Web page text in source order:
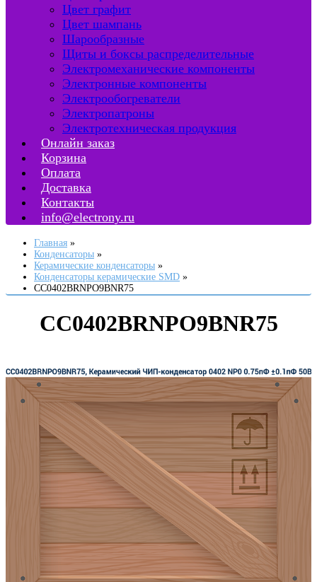
Цвет графит
Цвет шампань
Шарообразные
Щиты и боксы распределительные
Электромеханические компоненты
Электронные компоненты
Электрообогреватели
Электропатроны
Электротехническая продукция
Онлайн заказ
Корзина
Оплата
Доставка
Контакты
info@electrony.ru
Главная
Конденсаторы
Керамические конденсаторы
Конденсаторы керамические SMD
CC0402BRNPO9BNR75
CC0402BRNPO9BNR75